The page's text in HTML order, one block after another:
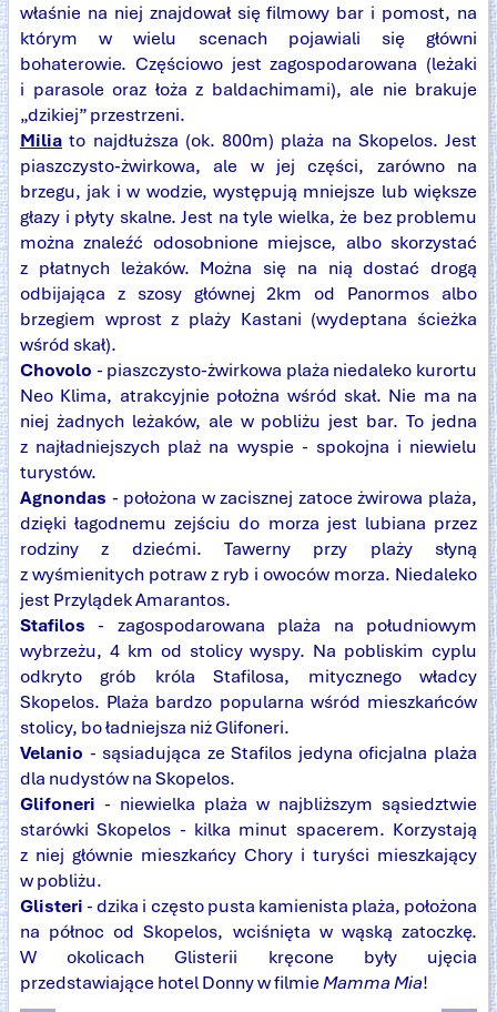
właśnie na niej znajdował się filmowy bar i pomost, na
którym w wielu scenach pojawiali się główni
bohaterowie. Częściowo jest zagospodarowana (leżaki
i parasole oraz łoża z baldachimami), ale nie brakuje
„dzikiej” przestrzeni.
Milia to najdłuższa (ok. 800m) plaża na Skopelos. Jest
piaszczysto-żwirkowa, ale w jej części, zarówno na
brzegu, jak i w wodzie, występują mniejsze lub większe
głazy i płyty skalne. Jest na tyle wielka, że bez problemu
można znaleźć odosobnione miejsce, albo skorzystać
z płatnych leżaków. Można się na nią dostać drogą
odbijająca z szosy głównej 2km od Panormos albo
brzegiem wprost z plaży Kastani (wydeptana ścieżka
wśród skał).
Chovolo - piaszczysto-żwirkowa plaża niedaleko kurortu
Neo Klima, atrakcyjnie położna wśród skał. Nie ma na
niej żadnych leżaków, ale w pobliżu jest bar. To jedna
z najładniejszych plaż na wyspie - spokojna i niewielu
turystów.
Agnondas - położona w zacisznej zatoce żwirowa plaża,
dzięki łagodnemu zejściu do morza jest lubiana przez
rodziny z dziećmi. Tawerny przy plaży słyną
z wyśmienitych potraw z ryb i owoców morza. Niedaleko
jest Przylądek Amarantos.
Stafilos - zagospodarowana plaża na południowym
wybrzeżu, 4 km od stolicy wyspy. Na pobliskim cyplu
odkryto grób króla Stafilosa, mitycznego władcy
Skopelos. Plaża bardzo popularna wśród mieszkańców
stolicy, bo ładniejsza niż Glifoneri.
Velanio - sąsiadująca ze Stafilos jedyna oficjalna plaża
dla nudystów na Skopelos.
Glifoneri - niewielka plaża w najbliższym sąsiedztwie
starówki Skopelos - kilka minut spacerem. Korzystają
z niej głównie mieszkańcy Chory i turyści mieszkający
w pobliżu.
Glisteri- dzika i często pusta kamienista plaża, położona
na północ od Skopelos, wciśnięta w wąską zatoczkę.
W okolicach Glisterii kręcone były ujęcia
przedstawiające hotel Donny w filmieMamma Mia!